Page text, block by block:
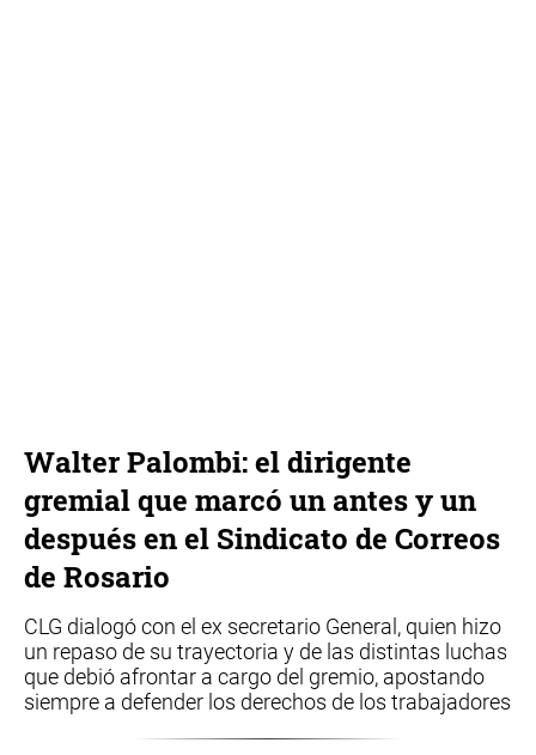
Walter Palombi: el dirigente
gremial que marcó un antes y un
después en el Sindicato de Correos
de Rosario
CLG dialogó con el ex secretario General, quien hizo
un repaso de su trayectoria y de las distintas luchas
que debió afrontar a cargo del gremio, apostando
siempre a defender los derechos de los trabajadores